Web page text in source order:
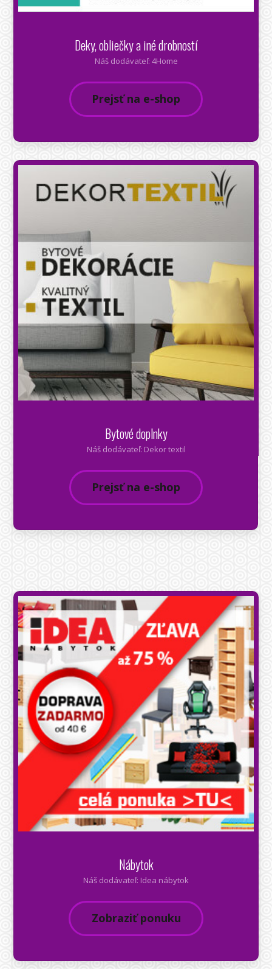
Deky, obliečky a iné drobností
Náš dodávateľ: 4Home
Prejsť na e-shop
Bytové doplnky
Náš dodávateľ: Dekor textil
Prejsť na e-shop
Nábytok
Náš dodávateľ: Idea nábytok
Zobraziť ponuku